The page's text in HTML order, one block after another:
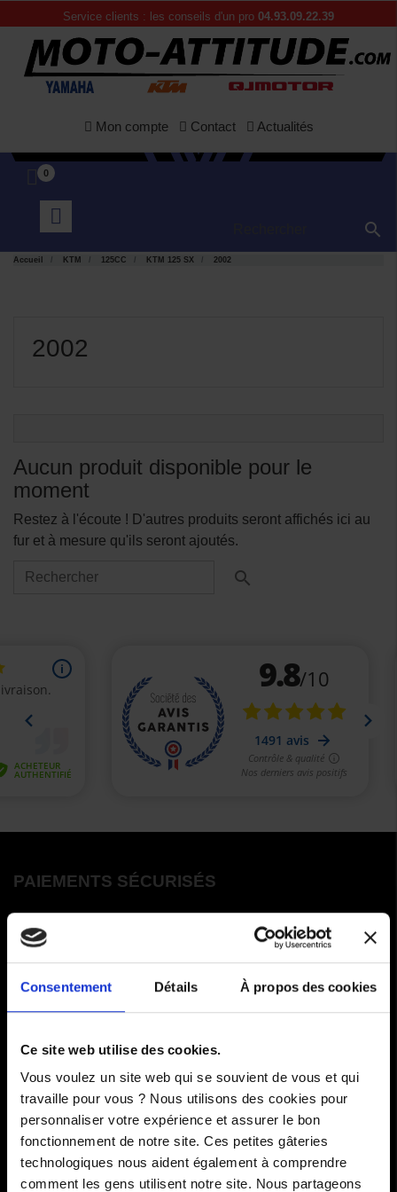
Consentement Détails À propos des cookies
Ce site web utilise des cookies.
Vous voulez un site web qui se souvient de vous et qui
travaille pour vous ? Nous utilisons des cookies pour
personnaliser votre expérience et assurer le bon
fonctionnement de notre site. Ces petites gâteries
technologiques nous aident également à comprendre
comment les gens utilisent notre site. Nous partageons
Service clients : les conseils d'un pro 04.93.09.22.39
Mon compte Contact Actualités
0

Accueil KTM 125CC KTM 125 SX 2002
2002
Aucun produit disponible pour le
moment
Restez à l'écoute ! D'autres produits seront affichés ici au
fur et à mesure qu'ils seront ajoutés.

PAIEMENTS SÉCURISÉS
Paiement en 3 ou 4 fois
Paiements
Livraisons
Comment renvoyer des articles
SAV